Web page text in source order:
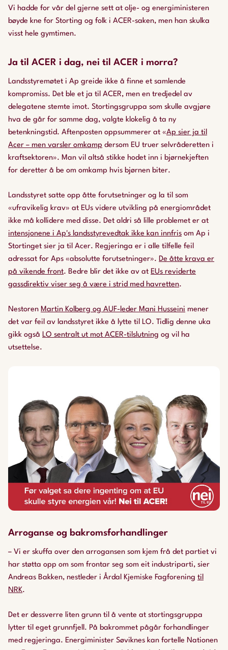
Vi hadde for vår del gjerne sett at olje- og energiministeren
bøyde kne for Storting og folk i ACER-saken, men han skulka
visst hele gymtimen.
Ja til ACER i dag, nei til ACER i morra?
Landsstyremøtet i Ap greide ikke å finne et samlende
kompromiss. Det ble et ja til ACER, men en tredjedel av
delegatene stemte imot. Stortingsgruppa som skulle avgjøre
hva de går for samme dag, valgte klokelig å ta ny
betenkningstid. Aftenposten oppsummerer at «Ap sier ja til
Acer – men varsler omkamp dersom EU truer selvråderetten i
kraftsektoren». Man vil altså stikke hodet inn i bjørnekjeften
for deretter å be om omkamp hvis bjørnen biter.
Landsstyret satte opp åtte forutsetninger og la til som
«ufravikelig krav» at EUs videre utvikling på energiområdet
ikke må kollidere med disse. Det aldri så lille problemet er at
intensjonene i Ap's landsstyrevedtak ikke kan innfris om Ap i
Stortinget sier ja til Acer. Regjeringa er i alle tilfelle feil
adressat for Aps «absolutte forutsetninger». De åtte krava er
på vikende front. Bedre blir det ikke av at EUs reviderte
gassdirektiv viser seg å være i strid med havretten.
Nestoren Martin Kolberg og AUF-leder Mani Husseini mener
det var feil av landsstyret ikke å lytte til LO. Tidlig denne uka
gikk også LO sentralt ut mot ACER-tilslutning og vil ha
utsettelse.
Arroganse og bakromsforhandlinger
– Vi er skuffa over den arrogansen som kjem frå det partiet vi
har støtta opp om som frontar seg som eit industriparti, sier
Andreas Bakken, nestleder i Årdal Kjemiske Fagforening til
NRK.
Det er dessverre liten grunn til å vente at stortingsgruppa
lytter til eget grunnfjell. På bakrommet pågår forhandlinger
med regjeringa. Energiminister Søviknes kan fortelle Nationen